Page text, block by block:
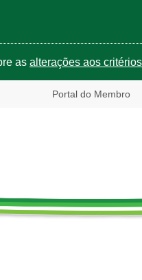
as alterações aos
Portal do Membro